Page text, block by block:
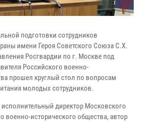
подготовки сотрудников
имени Героя Советского Союза С.Х.
Росгвардии по г. Москве под
Российского военно-
прошел круглый стол по вопросам
молодых сотрудников.
директор Московского
военно-исторического общества, автор